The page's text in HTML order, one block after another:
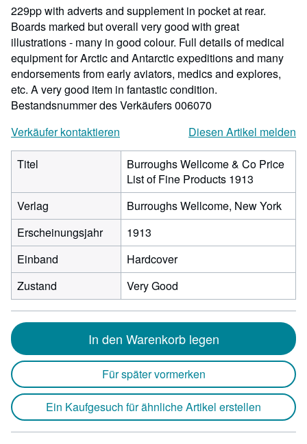
229pp with adverts and supplement in pocket at rear.
Boards marked but overall very good with great
illustrations - many in good colour. Full details of medical
equipment for Arctic and Antarctic expeditions and many
endorsements from early aviators, medics and explores,
etc. A very good item in fantastic condition.
Bestandsnummer des Verkäufers 006070
Verkäufer kontaktieren
Diesen Artikel melden
Titel
Burroughs Wellcome & Co Price
List of Fine Products 1913
Verlag
Burroughs Wellcome, New York
Erscheinungsjahr
1913
Einband
Hardcover
Zustand
Very Good
In den Warenkorb legen
Für später vormerken
Ein Kaufgesuch für ähnliche Artikel erstellen